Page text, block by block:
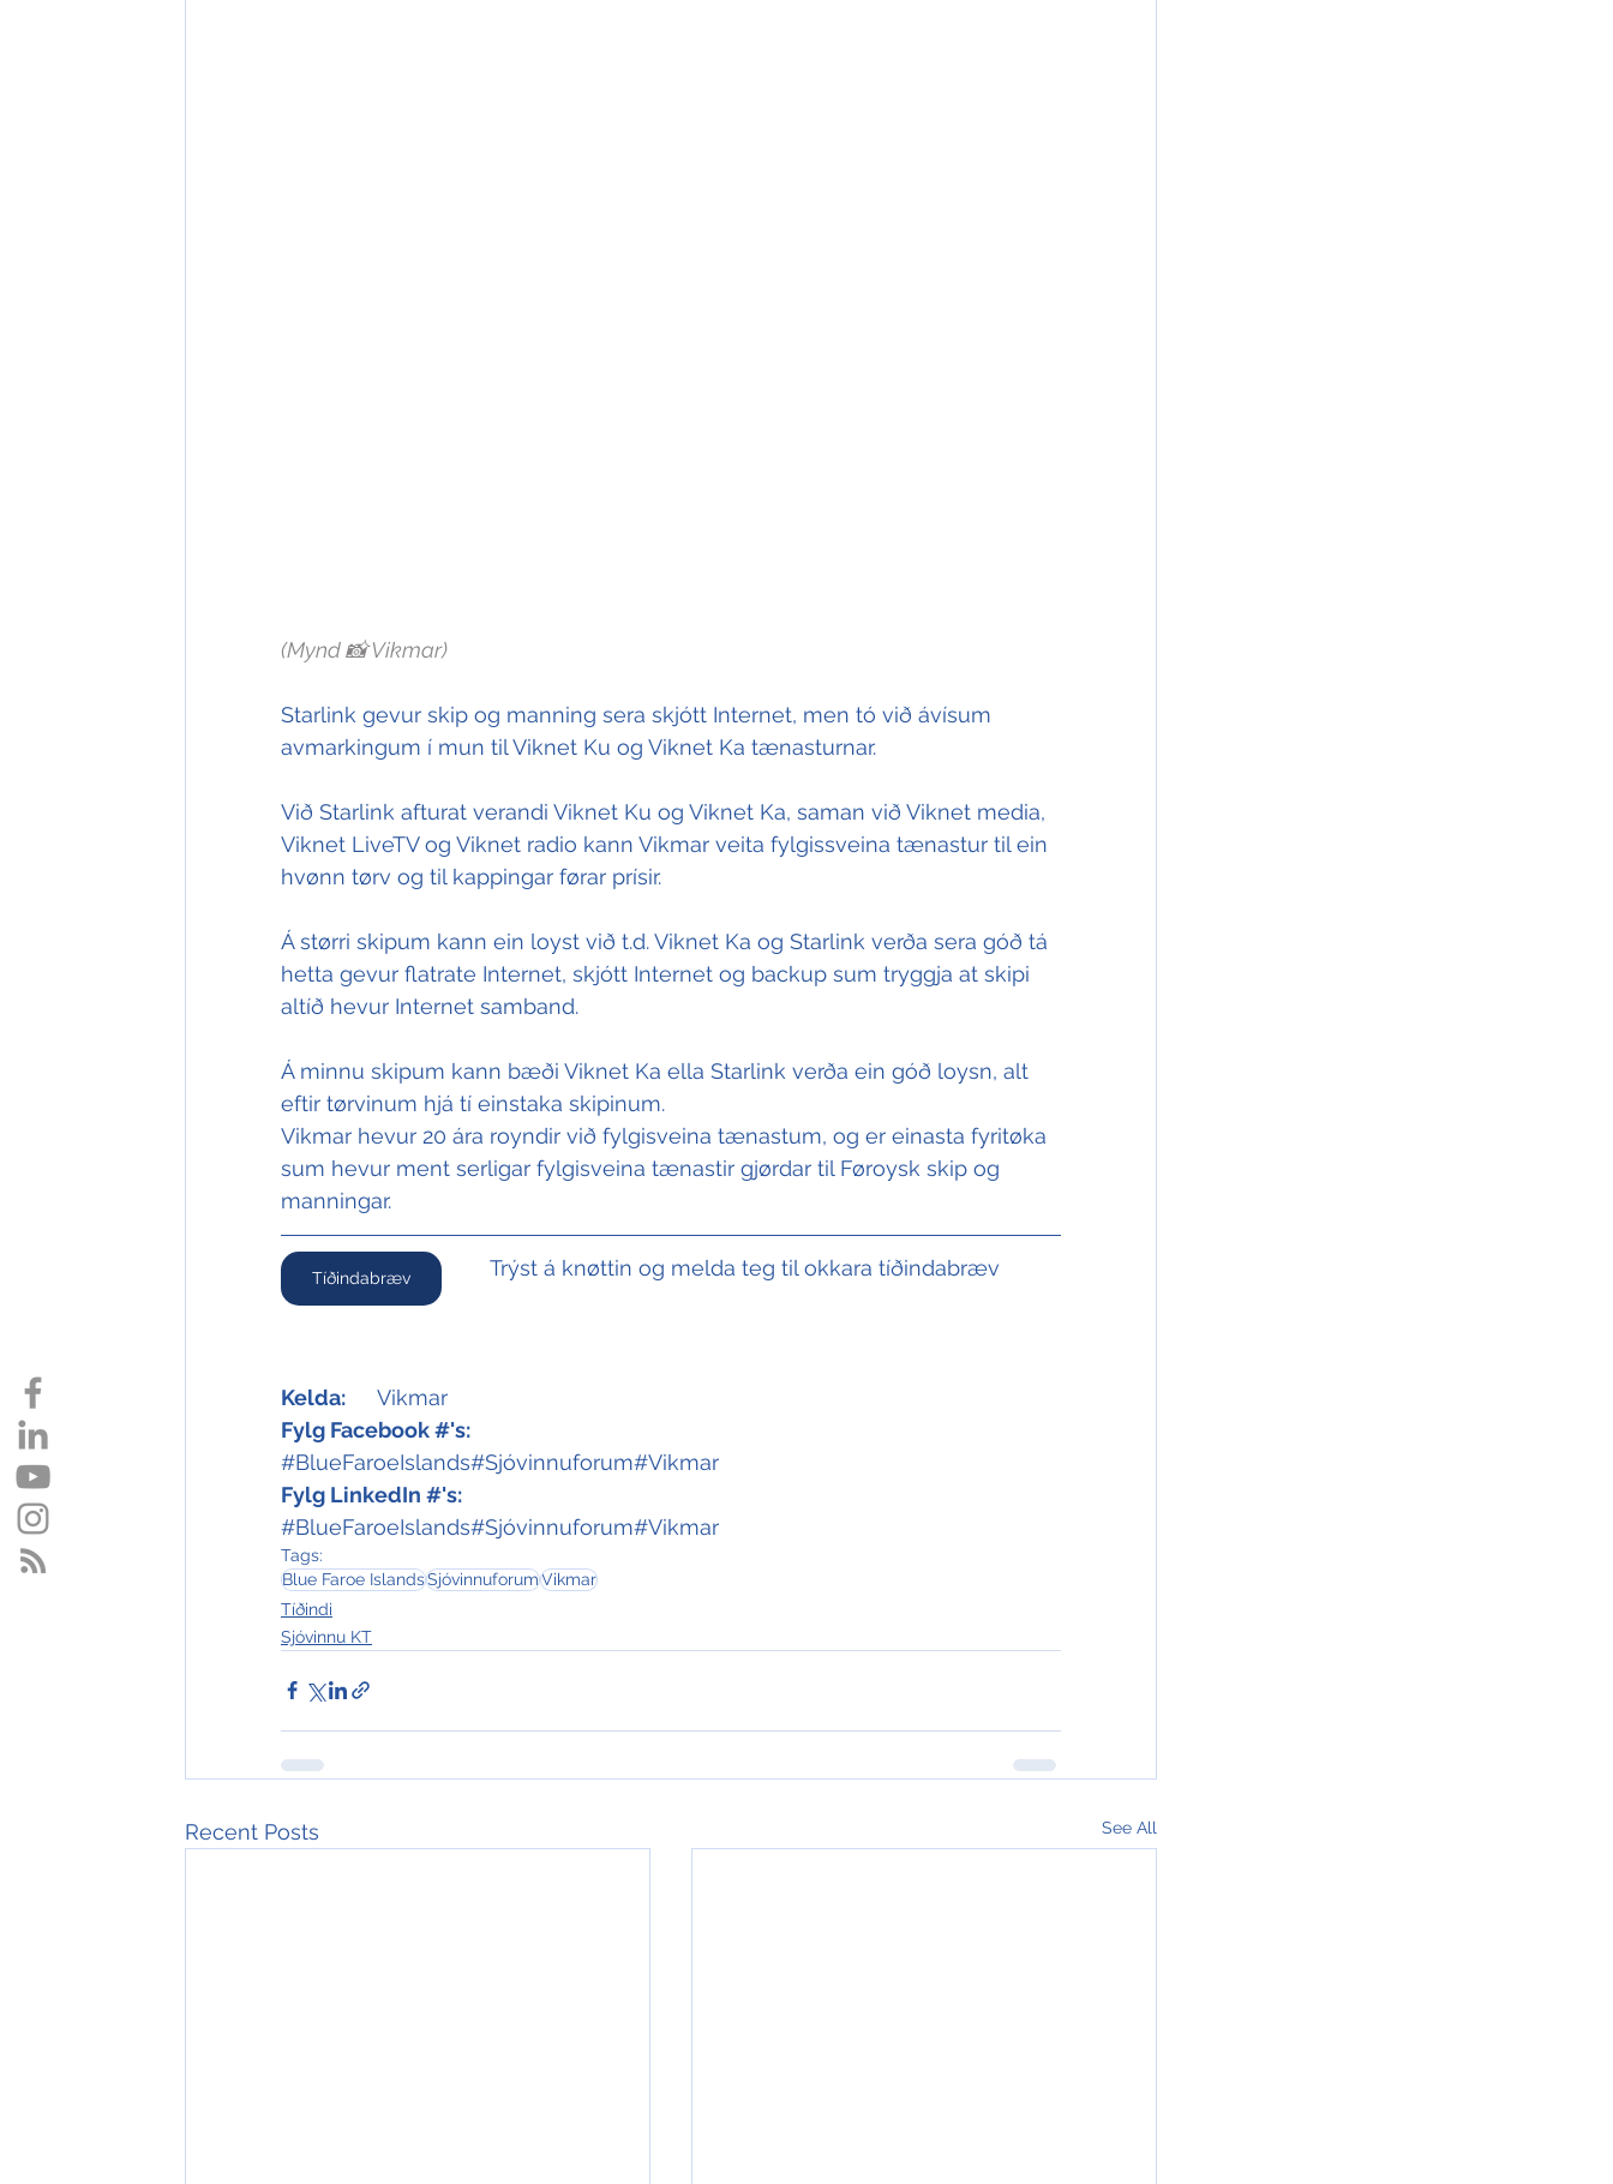
(Mynd 📸 Vikmar)
Starlink gevur skip og manning sera skjótt Internet, men tó við ávísum
avmarkingum í mun til Viknet Ku og Viknet Ka tænasturnar.
Við Starlink afturat verandi Viknet Ku og Viknet Ka, saman við Viknet media,
Viknet LiveTV og Viknet radio kann Vikmar veita fylgissveina tænastur til ein
hvønn tørv og til kappingar førar prísir.
Á størri skipum kann ein loyst við t.d. Viknet Ka og Starlink verða sera góð tá
hetta gevur flatrate Internet, skjótt Internet og backup sum tryggja at skipi
altíð hevur Internet samband.
Á minnu skipum kann bæði Viknet Ka ella Starlink verða ein góð loysn, alt
eftir tørvinum hjá tí einstaka skipinum.
Vikmar hevur 20 ára royndir við fylgisveina tænastum, og er einasta fyritøka
sum hevur ment serligar fylgisveina tænastir gjørdar til Føroysk skip og
manningar.
Tíðindabræv Trýst á knøttin og melda teg til okkara tíðindabræv
Kelda:
	Vikmar
Fylg Facebook #'s:
#BlueFaroeIslands#Sjóvinnuforum#Vikmar
Fylg LinkedIn #'s:
#BlueFaroeIslands#Sjóvinnuforum#Vikmar
Tags:
Blue Faroe IslandsSjóvinnuforumVikmar
Tíðindi
Sjóvinnu KT
Recent Posts See All